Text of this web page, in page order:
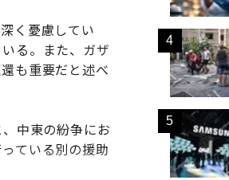
く憂慮してい
る。また、ガザ
も重要だと述べ
、中東の紛争にお
ている別の援助